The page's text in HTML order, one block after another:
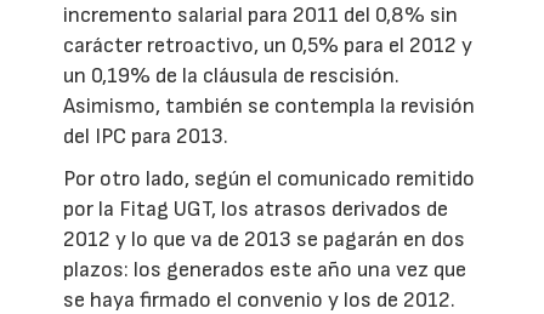
incremento salarial para 2011 del 0,8% sin
carácter retroactivo, un 0,5% para el 2012 y
un 0,19% de la cláusula de rescisión.
Asimismo, también se contempla la revisión
del IPC para 2013.
Por otro lado, según el comunicado remitido
por la Fitag UGT, los atrasos derivados de
2012 y lo que va de 2013 se pagarán en dos
plazos: los generados este año una vez que
se haya firmado el convenio y los de 2012.